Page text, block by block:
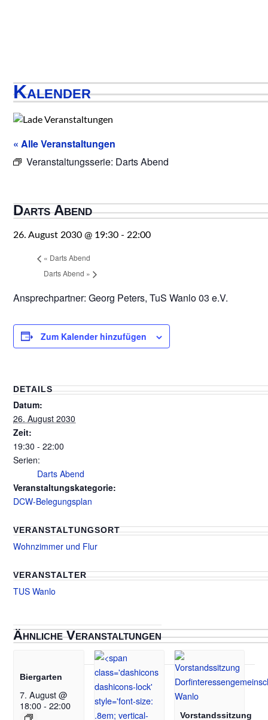
Kalender
« Alle Veranstaltungen
Veranstaltungsserie: Darts Abend
Darts Abend
26. August 2030 @ 19:30 - 22:00
« Darts Abend
Darts Abend »
Ansprechpartner: Georg Peters, TuS Wanlo 03 e.V.
Zum Kalender hinzufügen
DETAILS
Datum:
26. August 2030
Zeit:
19:30 - 22:00
Serien:
Darts Abend
Veranstaltungskategorie:
DCW-Belegungsplan
VERANSTALTUNGSORT
Wohnzimmer und Flur
VERANSTALTER
TUS Wanlo
Ähnliche Veranstaltungen
Biergarten
7. August @
18:00- 22:00
Vorstandssitzung